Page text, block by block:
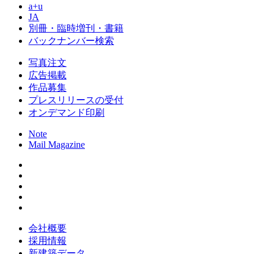
a+u
JA
別冊・臨時増刊・書籍
バックナンバー検索
写真注文
広告掲載
作品募集
プレスリリースの受付
オンデマンド印刷
Note
Mail Magazine
会社概要
採用情報